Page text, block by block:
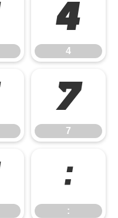
4
4
7
7
:
: